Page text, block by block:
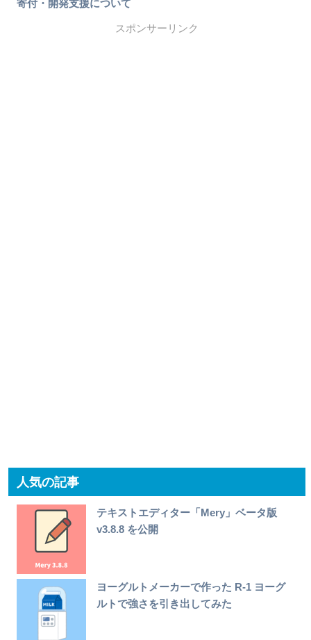
寄付・開発支援について
スポンサーリンク
人気の記事
テキストエディター「Mery」ベータ版
v3.8.8 を公開
ヨーグルトメーカーで作った R-1 ヨーグ
ルトで強さを引き出してみた